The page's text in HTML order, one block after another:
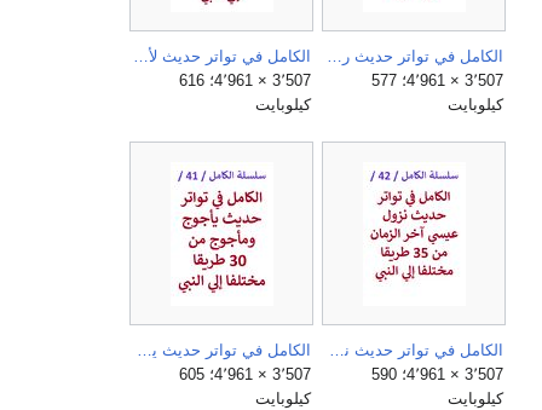
3٬507 × 4٬961؛ 577
كيلوبايت
3٬507 × 4٬961؛ 616
كيلوبايت
الكامل في تواتر حديث نزول عيسي اخر الزمان من 35 طريقا مختلفا الي النبي.jpg
3٬507 × 4٬961؛ 590
كيلوبايت
الكامل في تواتر حديث ياجوج وماجوج من 30 طريقا مختلفا الي النبي.jpg
3٬507 × 4٬961؛ 605
كيلوبايت